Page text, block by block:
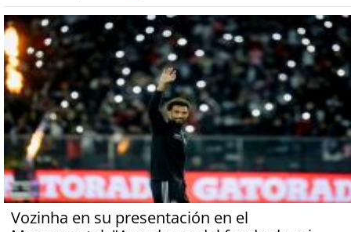
Vozinha en su presentación en el